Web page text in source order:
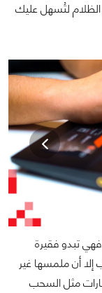
لتُسهل عليك
فهي تبدو فقيرة
أن ملمسها غير
مثل السحب